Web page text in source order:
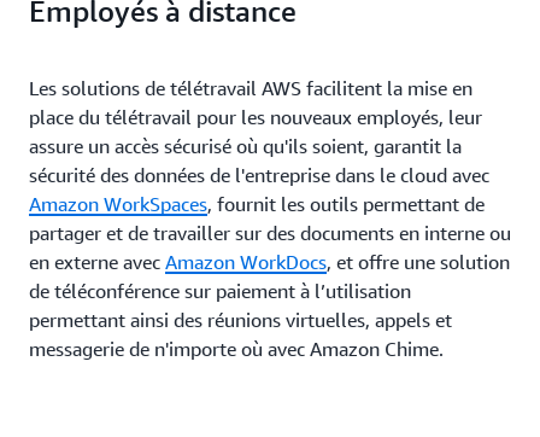
Employés à distance
Les solutions de télétravail AWS facilitent la mise en
place du télétravail pour les nouveaux employés, leur
assure un accès sécurisé où qu'ils soient, garantit la
sécurité des données de l'entreprise dans le cloud avec
Amazon WorkSpaces, fournit les outils permettant de
partager et de travailler sur des documents en interne ou
en externe avec Amazon WorkDocs, et offre une solution
de téléconférence sur paiement à l’utilisation
permettant ainsi des réunions virtuelles, appels et
messagerie de n'importe où avec Amazon Chime.